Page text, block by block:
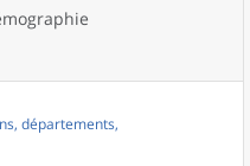
départements,